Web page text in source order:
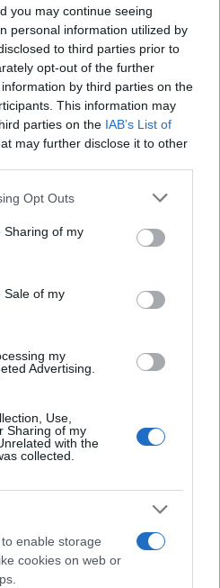
you may continue seeing
personal information utilized by
to third parties prior to
opt-out of the further
by third parties on the
This information may
parties on the IAB’s List of
may further disclose it to other
app uses one or more Google
behaviour. You may click to
and its third-party tags to
purposes in below Google
Opt Outs
Sharing of my
Sale of my
my
Advertising.
Use,
Sharing of my
with the
collected.
enable storage
cookies on web or
Pierluigi Onorato
tue segnalazioni,
e le tue foto
canale telegram di
nostre ultime news